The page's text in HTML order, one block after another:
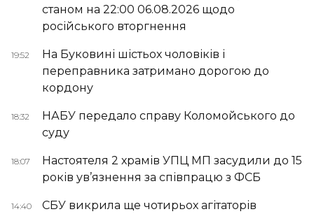
станом на 22:00 06.08.2026 щодо
російського вторгнення
19:52
На Буковині шістьох чоловіків і
переправника затримано дорогою до
кордону
18:32
НАБУ передало справу Коломойського до
суду
18:07
Настоятеля 2 храмів УПЦ МП засудили до 15
років ув’язнення за співпрацю з ФСБ
14:40
СБУ викрила ще чотирьох агітаторів